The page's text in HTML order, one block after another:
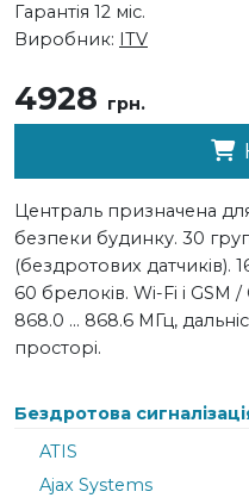
Гарантія 12 міс.
Виробник: ITV
4928 грн.
Централь призначена
безпеки будинку. 30
(бездротових датчиків).
60 брелоків. Wi-Fi і GSM
868.0 ... 868.6 МГц,
просторі.
Бездротова
ATIS
Ajax Systems